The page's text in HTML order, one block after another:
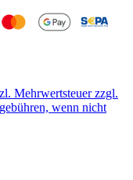
Mehrwertsteuer zzgl.
wenn nicht